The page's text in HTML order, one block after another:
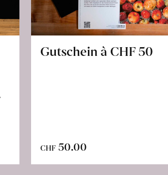
Gutschein à CHF 50
CHF 50.00
Warenkorb